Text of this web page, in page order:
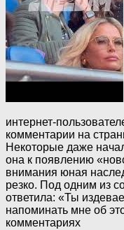
интернет-
комментарии на
Некоторые даже
она к появлению
внимания юная
резко. Под одним из
ответила: «Ты
напоминать мне об
комментариях